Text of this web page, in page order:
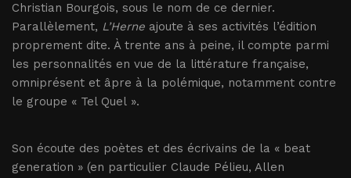
Christian Bourgois, sous le nom de ce dernier.
Parallèlement, L’Herne ajoute à ses activités l’édition
proprement dite. À trente ans à peine, il compte parmi
les personnalités en vue de la littérature française,
omniprésent et âpre à la polémique, notamment contre
le groupe « Tel Quel ».
Son écoute des poètes et des écrivains de la « beat
generation » (en particulier Claude Pélieu, Allen